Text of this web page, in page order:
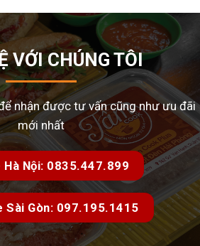
VỚI CHÚNG TÔI
nhận được tư vấn cũng như ưu đãi
mới nhất
Hà Nội: 0835.447.899
Sài Gòn: 097.195.1415